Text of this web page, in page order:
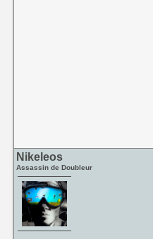
Nikeleos
Assassin de Doubleur